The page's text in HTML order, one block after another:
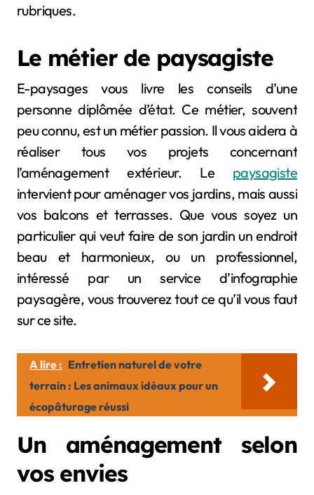
rubriques.
Le métier de paysagiste
E-paysages vous livre les conseils d’une
personne diplômée d’état. Ce métier, souvent
peu connu, est un métier passion. Il vous aidera à
réaliser tous vos projets concernant
l’aménagement extérieur. Le paysagiste
intervient pour aménager vos jardins, mais aussi
vos balcons et terrasses. Que vous soyez un
particulier qui veut faire de son jardin un endroit
beau et harmonieux, ou un professionnel,
intéressé par un service d’infographie
paysagère, vous trouverez tout ce qu’il vous faut
sur ce site.
A lire : Entretien naturel de votre
terrain : Les animaux idéaux pour un
écopâturage réussi
Un aménagement selon
vos envies